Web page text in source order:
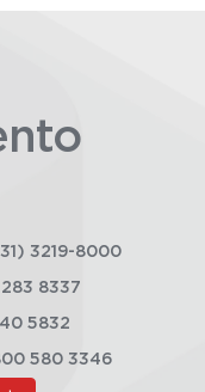
3219-8000
8337
5832
580 3346